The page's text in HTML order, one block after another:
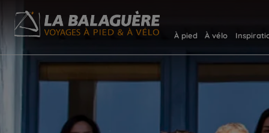
À pied À vélo